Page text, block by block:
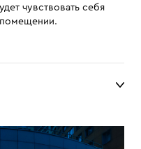
чувствовать себя
помещении.